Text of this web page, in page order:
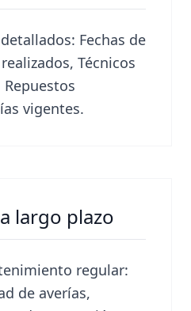
Fechas de
Técnicos
vigentes.
largo plazo
regular:
de averías,